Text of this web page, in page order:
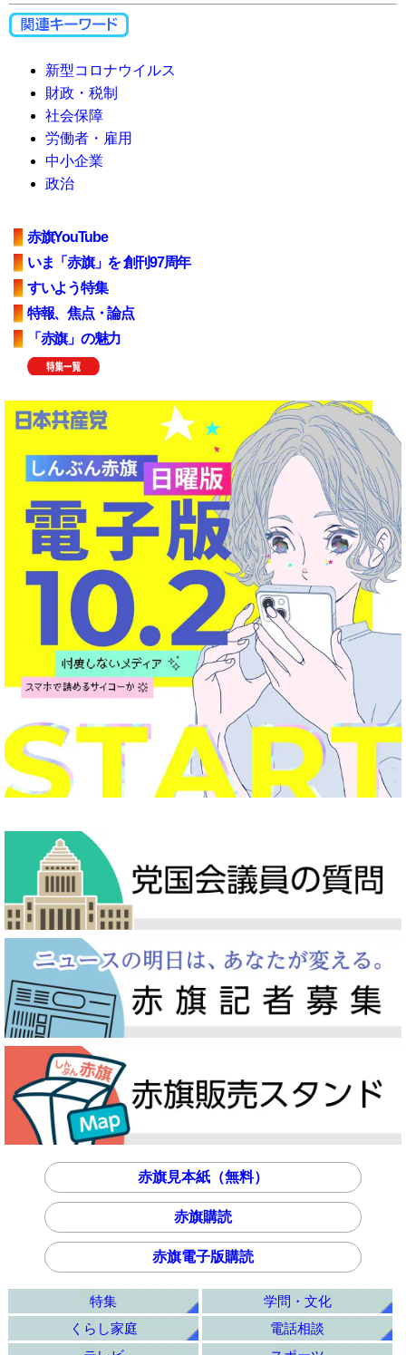
新型コロナウイルス
財政・税制
社会保障
労働者・雇用
中小企業
政治
赤旗YouTube
いま「赤旗」を 創刊97周年
すいよう特集
特報、焦点・論点
「赤旗」の魅力
赤旗見本紙（無料）
赤旗購読
赤旗電子版購読
特集
学問・文化
くらし家庭
電話相談